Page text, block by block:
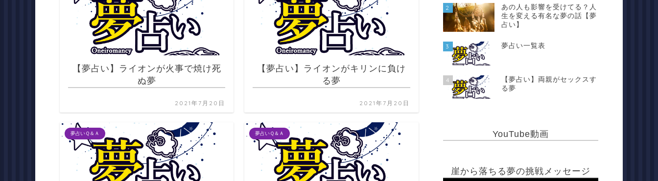
【夢占い】ライオンが火事で焼け死
ぬ夢
2021年7月20日
【夢占い】ライオンがキリンに負け
る夢
2021年7月20日
夢占いＱ＆Ａ 夢占いＱ＆Ａ
2
あの人も影響を受けてる？人
生を変える有名な夢の話【夢
占い】
3 夢占い一覧表
4
【夢占い】両親がセックスす
る夢
YouTube動画
崖から落ちる夢の挑戦メッセージ